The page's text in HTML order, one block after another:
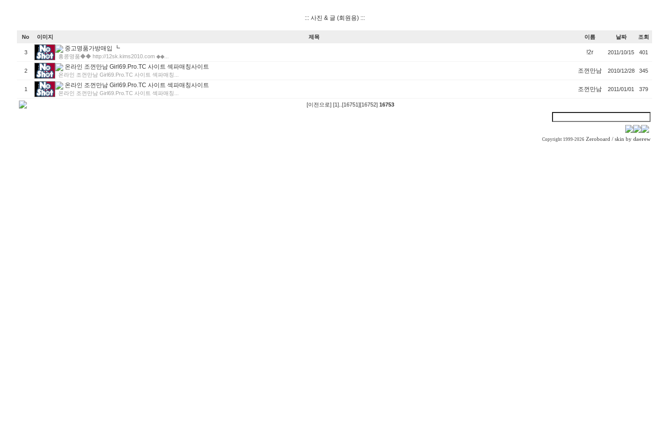
::: 사진 & 글 (회원용) :::
No 이미지 제목 이름 날짜 조회
3
중고명품가방매입 ┗
홍콩명품◆◆ http://12sk.kims2010.com ◆◆...
!2r 2011/10/15 401
2
온라인 조껀만남 Girl69.Pro.TC 사이트 섹파매칭사이트
온라인 조껀만남 Girl69.Pro.TC 사이트 섹파매칭...
조껀만남 2010/12/28 345
1
온라인 조껀만남 Girl69.Pro.TC 사이트 섹파매칭사이트
온라인 조껀만남 Girl69.Pro.TC 사이트 섹파매칭...
조껀만남 2011/01/01 379
[이전으로] [1] [16751][16752] 16753
Copyright 1999-2026 Zeroboard / skin by daerew